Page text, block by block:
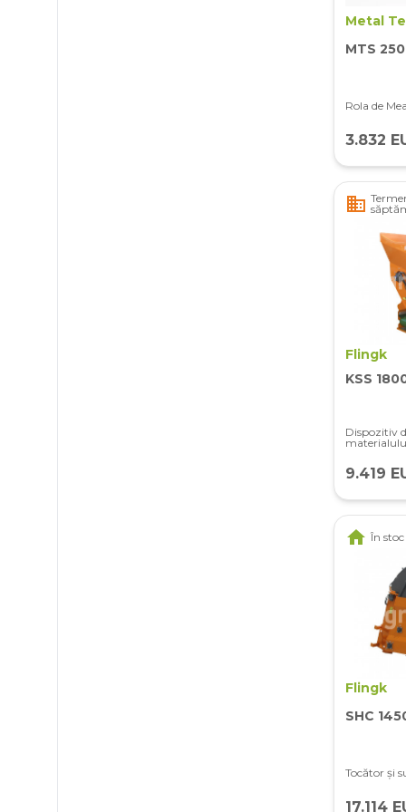
Metal
MTS
Rola de
3.832
business
Flingk
KSS
Dispozitiv
9.419
home În stoc
Flingk
SHC
Tocător și
17.114